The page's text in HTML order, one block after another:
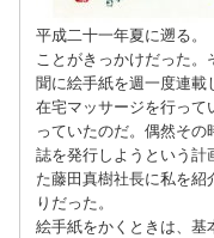
平成二十一年夏に遡る。
ことがきっかけだった
聞に絵手紙を週一度連載
在宅マッサージを行って
っていたのだ。偶然そ
誌を発行しようという計
た藤田真樹社長に私を紹
りだった。
絵手紙をかくときは、基